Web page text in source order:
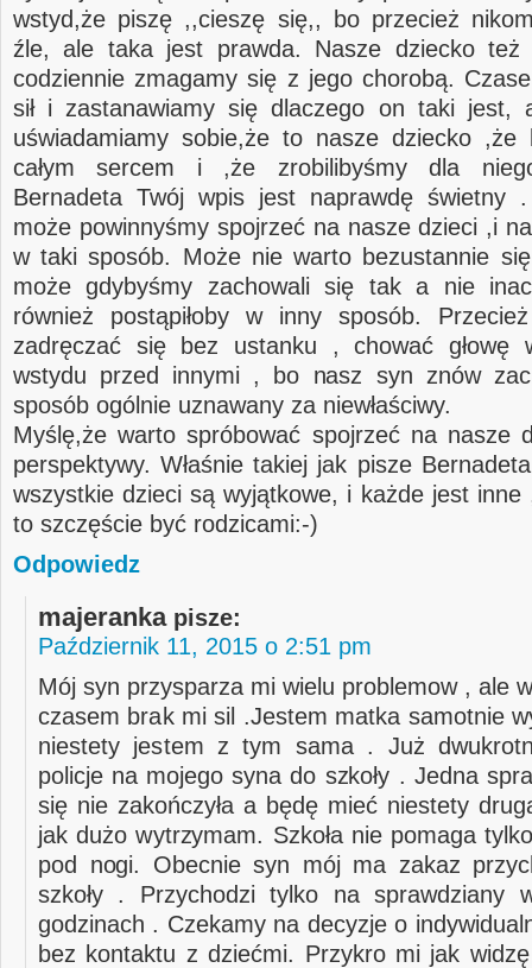
wstyd,że piszę ,,cieszę się,, bo przecież
źle, ale taka jest prawda. Nasze dziecko
codziennie zmagamy się z jego chorobą.
sił i zastanawiamy się dlaczego on taki jest,
uświadamiamy sobie,że to nasze dziecko ,że
całym sercem i ,że zrobilibyśmy dla
Bernadeta Twój wpis jest naprawdę świetny
może powinnyśmy spojrzeć na nasze dzieci ,i
w taki sposób. Może nie warto bezustannie
może gdybyśmy zachowali się tak a nie
również postąpiłoby w inny sposób.
zadręczać się bez ustanku , chować głowę
wstydu przed innymi , bo nasz syn znów
sposób ogólnie uznawany za niewłaściwy.
Myślę,że warto spróbować spojrzeć na nasze
perspektywy. Właśnie takiej jak pisze
wszystkie dzieci są wyjątkowe, i każde jest
to szczęście być rodzicami:-)
Odpowiedz
majeranka pisze:
Październik 11, 2015 o 2:51 pm
Mój syn przysparza mi wielu problemow , ale
czasem brak mi sil .Jestem matka samotnie
niestety jestem z tym sama . Już
policje na mojego syna do szkoły . Jedna
się nie zakończyła a będę mieć niestety
jak dużo wytrzymam. Szkoła nie pomaga
pod nogi. Obecnie syn mój ma zakaz
szkoły . Przychodzi tylko na sprawdziany
godzinach . Czekamy na decyzje o
bez kontaktu z dziećmi. Przykro mi jak